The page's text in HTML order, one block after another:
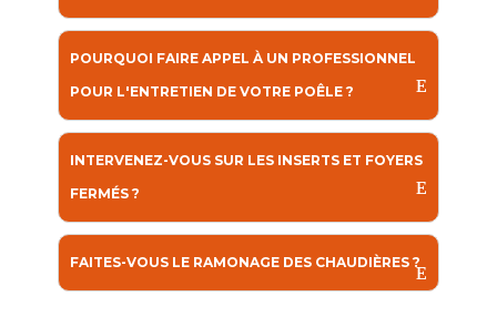
POURQUOI FAIRE APPEL À UN PROFESSIONNEL
POUR L'ENTRETIEN DE VOTRE POÊLE ?
INTERVENEZ-VOUS SUR LES INSERTS ET FOYERS
FERMÉS ?
FAITES-VOUS LE RAMONAGE DES CHAUDIÈRES ?